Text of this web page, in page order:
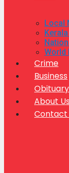
Local
World
Crime
Business
Obituary
About Us
Contact